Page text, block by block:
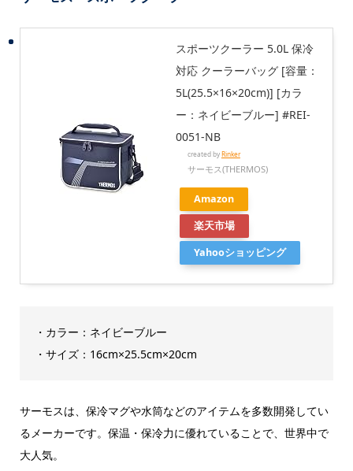
スポーツクーラー 5.0L 保冷
対応 クーラーバッグ [容量：
5L(25.5×16×20cm)] [カラ
ー：ネイビーブルー] #REI-
0051-NB
created by Rinker
サーモス(THERMOS)
Amazon
楽天市場
Yahooショッピング
・カラー：ネイビーブルー
・サイズ：16cm×25.5cm×20cm
サーモスは、保冷マグや水筒などのアイテムを多数開発してい
るメーカーです。保温・保冷力に優れていることで、世界中で
大人気。